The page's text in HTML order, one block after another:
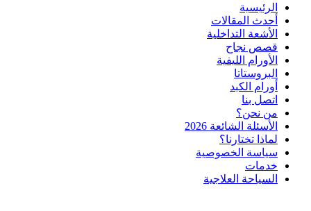
الرئيسية
أحدث المقالات
الأشعة التداخلية
قصص نجاح
الأورام الليفية
البروستاتا
أورام الكبد
اتصل بنا
من نحن؟
الأسئلة الشائعة 2026
لماذا تختارنا؟
سياسة الخصوصية
خدمات
السياحة العلاجية